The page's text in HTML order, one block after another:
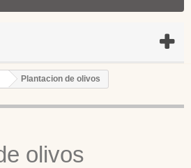
Plantacion de olivos
olivos